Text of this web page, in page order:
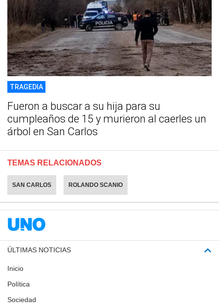
TRAGEDIA
Fueron a buscar a su hija para su
cumpleaños de 15 y murieron al caerles un
árbol en San Carlos
TEMAS RELACIONADOS
SAN CARLOS ROLANDO SCANIO
ÚLTIMAS NOTICIAS
Inicio
Política
Sociedad